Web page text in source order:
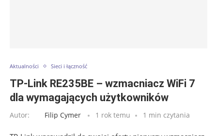
Aktualności Sieci i łączność
TP-Link RE235BE – wzmacniacz WiFi 7
dla wymagających użytkowników
Autor: Filip Cymer 1 rok temu 1 min czytania